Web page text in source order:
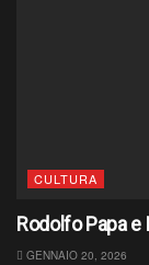
CULTURA
Rodolfo Papa e
GENNAIO 20, 2026